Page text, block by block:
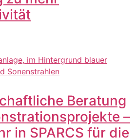
Beratung
–
in SPARCS für die